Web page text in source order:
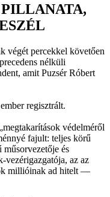
végét percekkel követően
nélküli
amit Puzsér Róbert
regisztrált.
védelméről
fajult: teljes körű
és
az az
millióinak ad hitelt —